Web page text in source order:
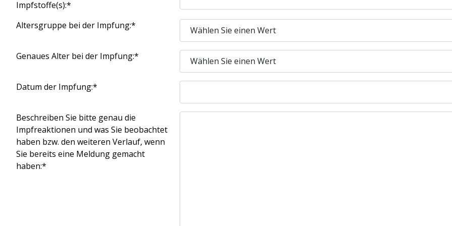
Impfstoffe(s):*
Altersgruppe bei der Impfung:*
Genaues Alter bei der Impfung:*
Datum der Impfung:*
Beschreiben Sie bitte genau die
Impfreaktionen und was Sie beobachtet
haben bzw. den weiteren Verlauf, wenn
Sie bereits eine Meldung gemacht
haben:*